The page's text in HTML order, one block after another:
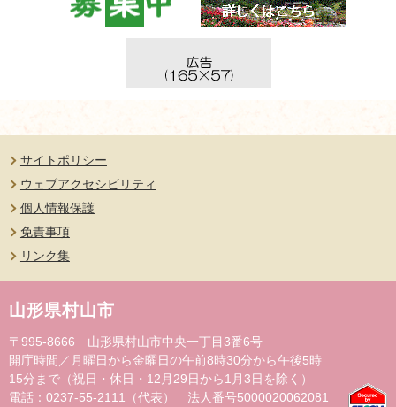
サイトポリシー
ウェブアクセシビリティ
個人情報保護
免責事項
リンク集
山形県村山市
〒995-8666 山形県村山市中央一丁目3番6号
開庁時間／月曜日から金曜日の午前8時30分から午後5時
15分まで（祝日・休日・12月29日から1月3日を除く）
電話：0237-55-2111（代表） 法人番号5000020062081